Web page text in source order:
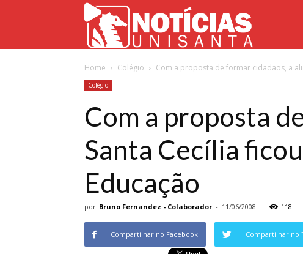
Unisanta
Home Colégio Com a proposta de formar cidadãos, a
Colégio
Com a proposta
Santa Cecília
Educação
por Bruno Fernandez - Colaborador - 11/06/2008 118
Compartilhar no Facebook Compartilhar no